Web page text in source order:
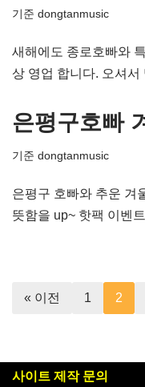
기준 dongtanmusic
새해에도 종로호빠와
상 영업 합니다. 오셔
은평구호빠
기준 dongtanmusic
은평구 호빠와 추운 겨
뜻함을 up~ 핫팩 이벤
« 이전 1 2
사이트 제작 문의